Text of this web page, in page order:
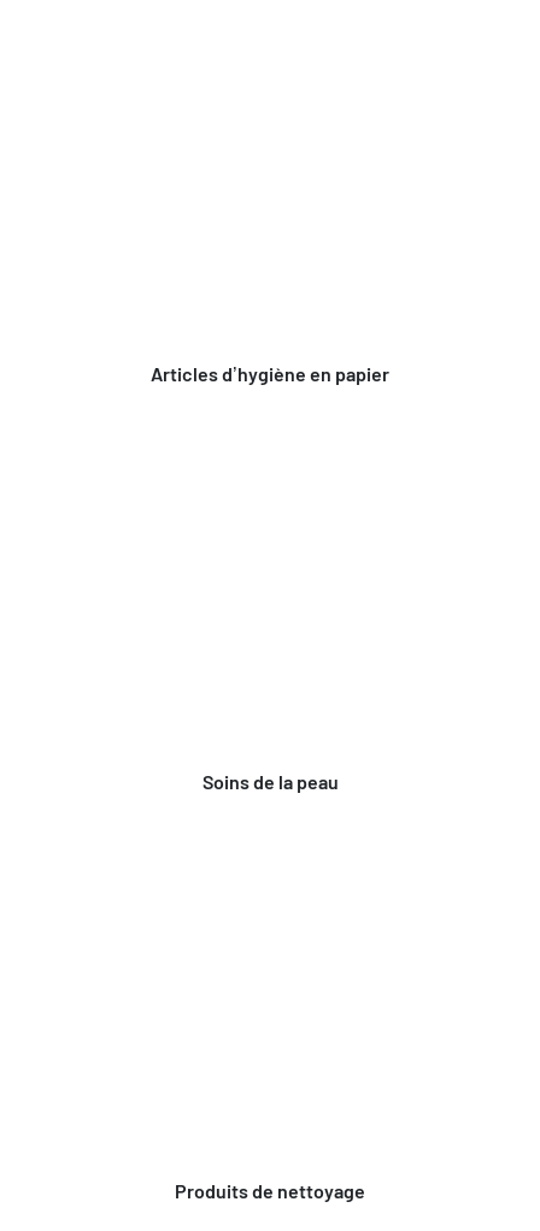
Articles d’hygiène en papier
Soins de la peau
Produits de nettoyage